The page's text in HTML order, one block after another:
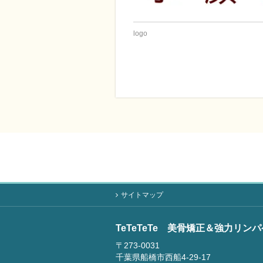
logo
サイトマップ
TeTeTeTe 美骨矯正＆強力リンパ
〒273-0031
千葉県船橋市西船4-29-17